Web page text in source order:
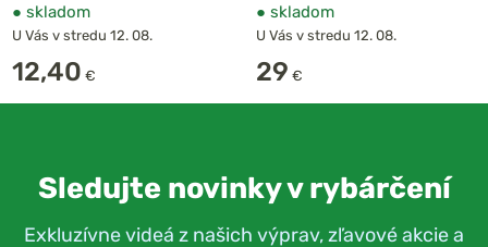
● skladom
U Vás v stredu 12. 08.
12,40 €
● skladom
U Vás v stredu 12. 08.
29 €
Sledujte novinky v rybárčení
Exkluzívne videá z našich výprav, zľavové akcie a